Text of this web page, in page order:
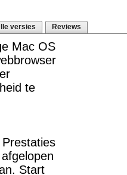
versies Reviews
Mac OS
te
Start